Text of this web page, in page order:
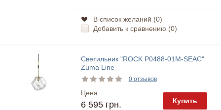
В список желаний (0)
Добавить к сравнению (0)
Светильник "ROCK P0488-01M-SEAC"
Zuma Line
0 отзывов
Цена
6 595 грн. Купить